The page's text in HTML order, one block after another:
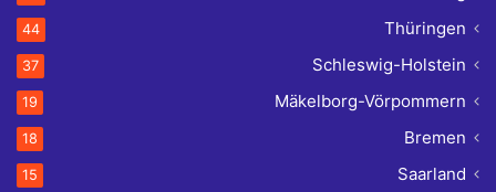
Thüringen
44
Schleswig-Holstein
37
Mäkelborg-Vörpommern
19
Bremen
18
Saarland
15